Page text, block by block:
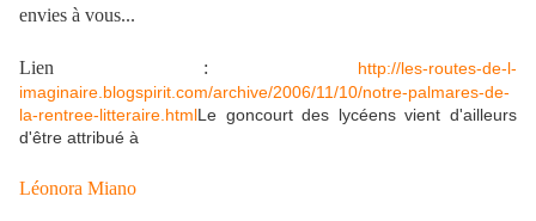
envies à vous...
Lien :
http://les-routes-de-l-
imaginaire.blogspirit.com/archive/2006/11/10/notre-palmares-de-
la-rentree-litteraire.htmlLe goncourt des lycéens vient d'ailleurs
d'être attribué à
Léonora Miano